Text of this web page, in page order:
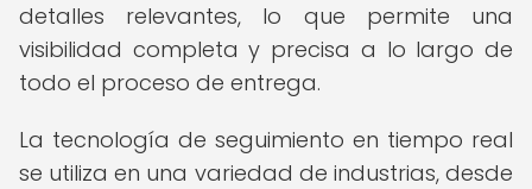
detalles relevantes, lo que permite una
visibilidad completa y precisa a lo largo de
todo el proceso de entrega.
La tecnología de seguimiento en tiempo real
se utiliza en una variedad de industrias, desde